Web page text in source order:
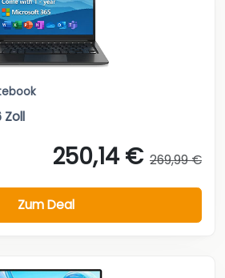
Zoll
250,14 € 269,99 €
Zum Deal